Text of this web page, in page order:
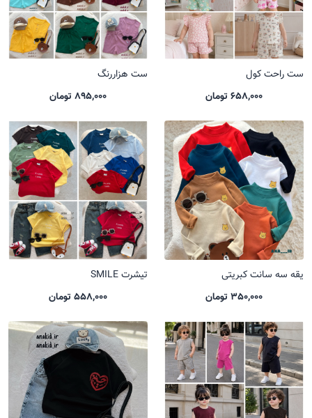
ست راحت کول
658,000 تومان
ست هزاررنگ
895,000 تومان
یقه سه سانت کبریتی
350,000 تومان
تیشرت SMILE
558,000 تومان